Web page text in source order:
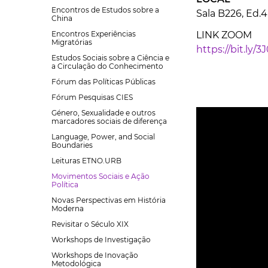
Encontros de Estudos sobre a
China
Encontros Experiências
Migratórias
Estudos Sociais sobre a Ciência e
a Circulação do Conhecimento
Fórum das Políticas Públicas
Fórum Pesquisas CIES
Género, Sexualidade e outros
marcadores sociais de diferença
Language, Power, and Social
Boundaries
Leituras ETNO.URB
Movimentos Sociais e Ação
Política
Novas Perspectivas em História
Moderna
Revisitar o Século XIX
Workshops de Investigação
Workshops de Inovação
Metodológica
Sala B226,
LINK ZOOM
https://bit.ly/